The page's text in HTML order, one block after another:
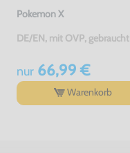
Pokemon X
DE/EN, mit OVP, gebraucht
nur66,99 €
Warenkorb